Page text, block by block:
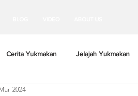
Cerita Yukmakan Jelajah Yukmakan
2024